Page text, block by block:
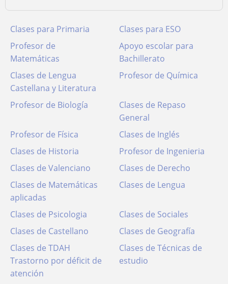
Clases para Primaria
Clases para ESO
Profesor de
Matemáticas
Apoyo escolar para
Bachillerato
Clases de Lengua
Castellana y Literatura
Profesor de Química
Profesor de Biología
Clases de Repaso
General
Profesor de Física
Clases de Inglés
Clases de Historia
Profesor de Ingenieria
Clases de Valenciano
Clases de Derecho
Clases de Matemáticas
aplicadas
Clases de Lengua
Clases de Psicologia
Clases de Sociales
Clases de Castellano
Clases de Geografía
Clases de TDAH
Trastorno por déficit de
atención
Clases de Técnicas de
estudio